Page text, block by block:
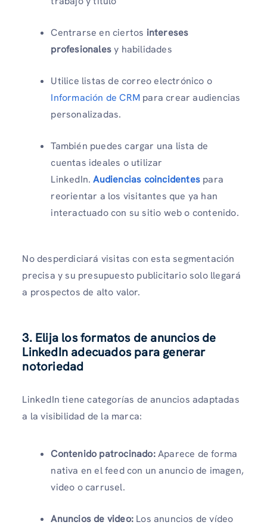
Centrarse en ciertos intereses
profesionalesy habilidades
Utilice listas de correo electrónico o
Información de CRM para crear audiencias
personalizadas.
También puedes cargar una lista de
cuentas ideales o utilizar
LinkedIn.Audiencias coincidentes para
reorientar a los visitantes que ya han
interactuado con su sitio web o contenido.
No desperdiciará visitas con esta segmentación
precisa y su presupuesto publicitario solo llegará
a prospectos de alto valor.
3. Elija los formatos de anuncios de
LinkedIn adecuados para generar
notoriedad
LinkedIn tiene categorías de anuncios adaptadas
a la visibilidad de la marca:
Contenido patrocinado:Aparece de forma
nativa en el feed con un anuncio de imagen,
video o carrusel.
Anuncios de video: Los anuncios de vídeo